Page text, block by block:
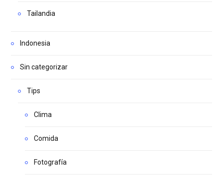
Tailandia
Indonesia
Sin categorizar
Tips
Clima
Comida
Fotografía